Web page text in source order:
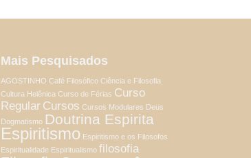
Mais Pesquisados
AGOSTINHO Café Filosófico Ciência e Filosofia
Cultura Helênica Curso de Férias Curso
Regular Cursos Cursos Modulares Deus
Dogmatismo Doutrina Espirita
Espiritismo Espiritismo e os Filosofos
Espiritualidade Espiritualismo filosofia